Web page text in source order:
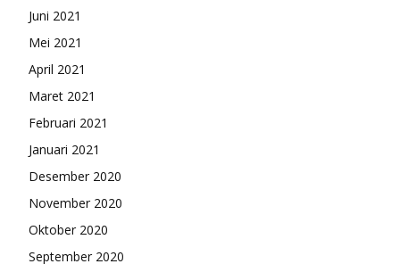
Juni 2021
Mei 2021
April 2021
Maret 2021
Februari 2021
Januari 2021
Desember 2020
November 2020
Oktober 2020
September 2020